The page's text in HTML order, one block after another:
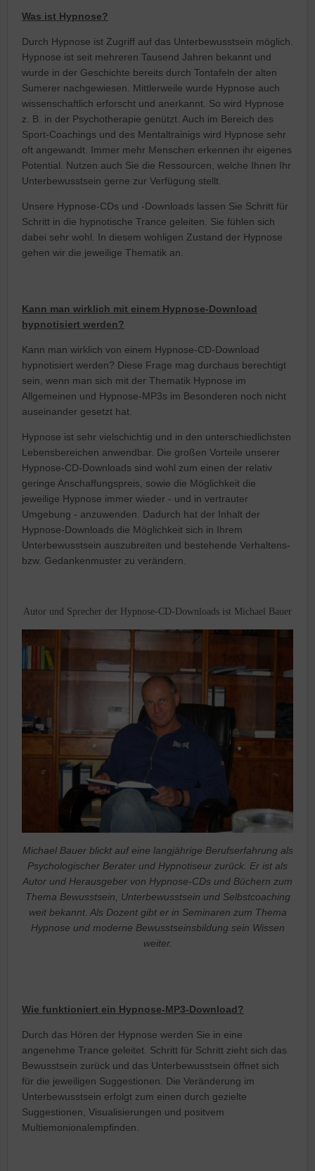
Was ist Hypnose?
Durch Hypnose ist Zugriff auf das Unterbewusstsein möglich.
Hypnose ist seit mehreren Tausend Jahren bekannt und
wurde in der Geschichte bereits durch Tontafeln der alten
Sumerer nachgewiesen. Mittlerweile wurde Hypnose auch
wissenschaftlich erforscht und anerkannt. So wird Hypnose
z. B. in der Psychotherapie genützt. Auch im Bereich des
Sport-Coachings und des Mentaltrainigs wird Hypnose sehr
oft angewandt. Immer mehr Menschen erkennen ihr eigenes
Potential. Nutzen auch Sie die Ressourcen, welche Ihnen Ihr
Unterbewusstsein gerne zur Verfügung stellt.
Unsere Hypnose-CDs und -Downloads lassen Sie Schritt für
Schritt in die hypnotische Trance geleiten. Sie fühlen sich
dabei sehr wohl. In diesem wohligen Zustand der Hypnose
gehen wir die jeweilige Thematik an.
Kann man wirklich mit einem Hypnose-Download
hypnotisiert werden?
Kann man wirklich von einem Hypnose-CD-Download
hypnotisiert werden? Diese Frage mag durchaus berechtigt
sein, wenn man sich mit der Thematik Hypnose im
Allgemeinen und Hypnose-MP3s im Besonderen noch nicht
auseinander gesetzt hat.
Hypnose ist sehr vielschichtig und in den unterschiedlichsten
Lebensbereichen anwendbar. Die großen Vorteile unserer
Hypnose-CD-Downloads sind wohl zum einen der relativ
geringe Anschaffungspreis, sowie die Möglichkeit die
jeweilige Hypnose immer wieder - und in vertrauter
Umgebung - anzuwenden. Dadurch hat der Inhalt der
Hypnose-Downloads die Möglichkeit sich in Ihrem
Unterbewusstsein auszubreiten und bestehende Verhaltens-
bzw. Gedankenmuster zu verändern.
Autor und Sprecher der Hypnose-CD-Downloads ist Michael Bauer
Michael Bauer blickt auf eine langjährige Berufserfahrung als
Psychologischer Berater und Hypnotiseur zurück. Er ist als
Autor und Herausgeber von Hypnose-CDs und Büchern zum
Thema Bewusstsein, Unterbewusstsein und Selbstcoaching
weit bekannt. Als Dozent gibt er in Seminaren zum Thema
Hypnose und moderne Bewusstseinsbildung sein Wissen
weiter.
Wie funktioniert ein Hypnose-MP3-Download?
Durch das Hören der Hypnose werden Sie in eine
angenehme Trance geleitet. Schritt für Schritt zieht sich das
Bewusstsein zurück und das Unterbewusstsein öffnet sich
für die jeweiligen Suggestionen. Die Veränderung im
Unterbewusstsein erfolgt zum einen durch gezielte
Suggestionen, Visualisierungen und positvem
Multiemonionalempfinden.